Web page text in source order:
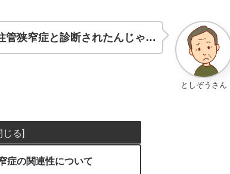
としぞうさん
管狭窄症と診断されたんじゃ…
症の関連性について